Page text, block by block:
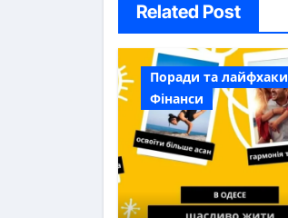
Related Post
Поради та лайфхаки
Фінанси